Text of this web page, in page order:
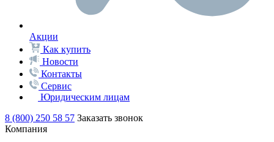
Акции
Как купить
Новости
Контакты
Сервис
Юридическим лицам
8 (800) 250 58 57 Заказать звонок
Компания